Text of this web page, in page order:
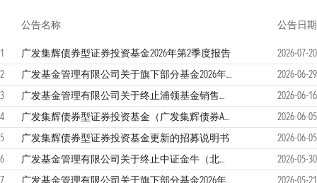
公告名称 公告日期
1 广发集辉债券型证券投资基金2026年第2季度报告
2026-07-20
2
广发基金管理有限公司关于旗下部分基金2026年7月1日暂停申购赎回等业务的公告
2026-06-29
3
广发基金管理有限公司关于终止浦领基金销售有限公司办理旗下基金销售业务并为投资者办理转托管业务的公告
2026-06-16
4
广发集辉债券型证券投资基金（广发集辉债券A）基金产品资料概要更新
2026-06-05
5
广发集辉债券型证券投资基金更新的招募说明书
2026-06-05
6
广发基金管理有限公司关于终止中证金牛（北京）基金销售有限公司办理旗下基金销售业务并为投资者办理转托管业务的公告
2026-05-30
7
广发基金管理有限公司关于旗下部分基金2026年5月25日暂停申购赎回等业务的公告 2026-05-21